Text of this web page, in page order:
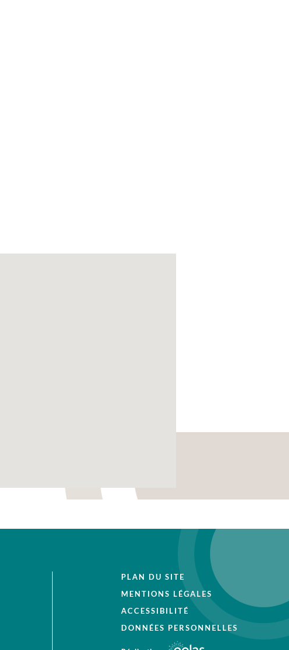
PLAN DU SITE
MENTIONS LÉGALES
ACCESSIBILITÉ
DONNÉES PERSONNELLES